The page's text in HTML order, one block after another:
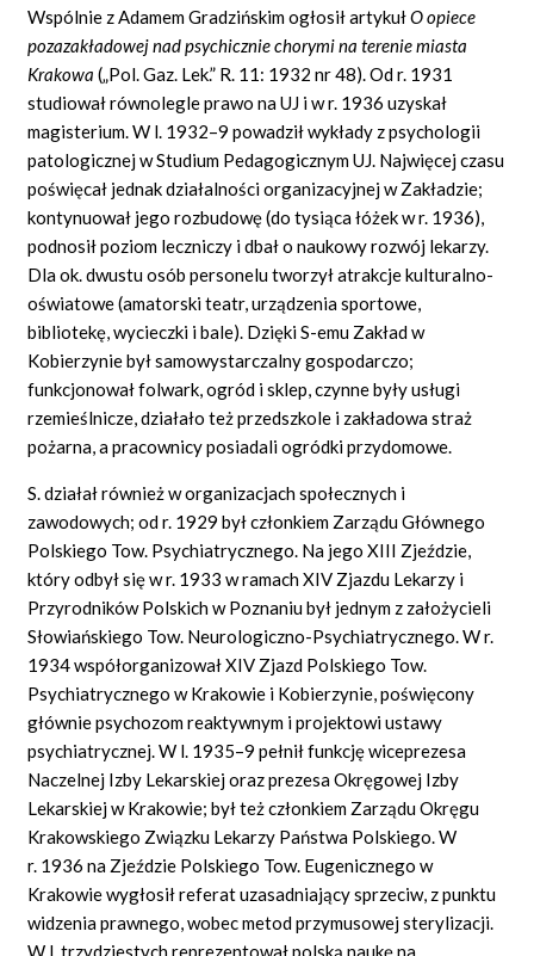
Wspólnie z Adamem Gradzińskim ogłosił artykułO opiece
pozazakładowej nad psychicznie chorymi na terenie miasta
Krakowa („Pol. Gaz. Lek.” R. 11: 1932 nr 48). Od r. 1931
studiował równolegle prawo na UJ i w r. 1936 uzyskał
magisterium. W l. 1932–9 powadził wykłady z psychologii
patologicznej w Studium Pedagogicznym UJ. Najwięcej czasu
poświęcał jednak działalności organizacyjnej w Zakładzie;
kontynuował jego rozbudowę (do tysiąca łóżek w r. 1936),
podnosił poziom leczniczy i dbał o naukowy rozwój lekarzy.
Dla ok. dwustu osób personelu tworzył atrakcje kulturalno-
oświatowe (amatorski teatr, urządzenia sportowe,
bibliotekę, wycieczki i bale). Dzięki S-emu Zakład w
Kobierzynie był samowystarczalny gospodarczo;
funkcjonował folwark, ogród i sklep, czynne były usługi
rzemieślnicze, działało też przedszkole i zakładowa straż
pożarna, a pracownicy posiadali ogródki przydomowe.
S. działał również w organizacjach społecznych i
zawodowych; od r. 1929 był członkiem Zarządu Głównego
Polskiego Tow. Psychiatrycznego. Na jego XIII Zjeździe,
który odbył się w r. 1933 w ramach XIV Zjazdu Lekarzy i
Przyrodników Polskich w Poznaniu był jednym z założycieli
Słowiańskiego Tow. Neurologiczno-Psychiatrycznego. W r.
1934 współorganizował XIV Zjazd Polskiego Tow.
Psychiatrycznego w Krakowie i Kobierzynie, poświęcony
głównie psychozom reaktywnym i projektowi ustawy
psychiatrycznej. W l. 1935–9 pełnił funkcję wiceprezesa
Naczelnej Izby Lekarskiej oraz prezesa Okręgowej Izby
Lekarskiej w Krakowie; był też członkiem Zarządu Okręgu
Krakowskiego Związku Lekarzy Państwa Polskiego. W
r. 1936 na Zjeździe Polskiego Tow. Eugenicznego w
Krakowie wygłosił referat uzasadniający sprzeciw, z punktu
widzenia prawnego, wobec metod przymusowej sterylizacji.
W l. trzydziestych reprezentował polską naukę na